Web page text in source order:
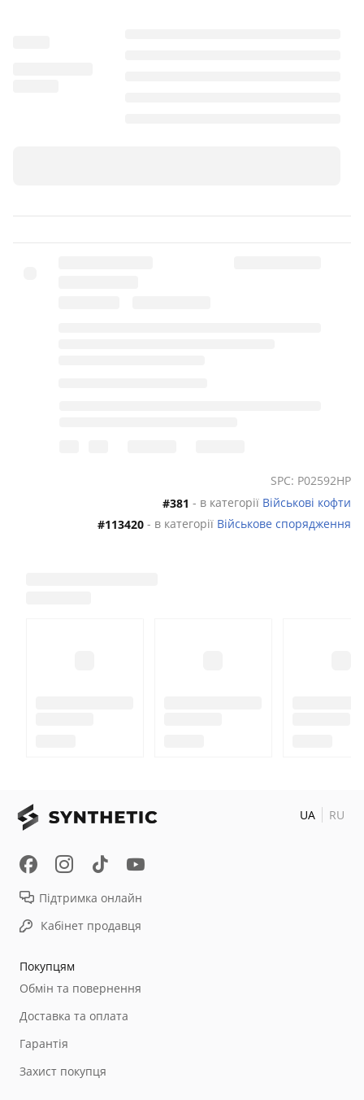
SPC: P02592HP
#381 - в категорії Військові кофти
#113420 - в категорії Військове спорядження
Покупцям
Обмін та повернення
Доставка та оплата
Гарантія
Захист покупця
Підтримка онлайн
Кабінет продавця
UA RU